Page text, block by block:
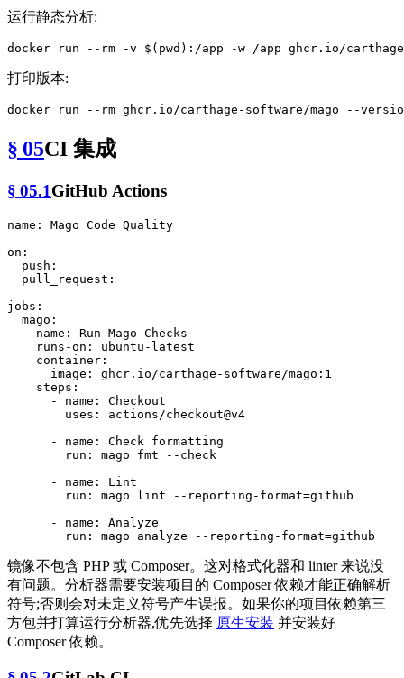
运行静态分析:
docker run -- rm -v $( pwd
打印版本:
docker run -- rm
§ 05CI 集成
§ 05.1GitHub Actions
name: Mago Code Quality
on:
push:
pull_request:
jobs:
mago:
name:
Run Mago Checks
runs-on:
ubuntu-latest
container:
image:
ghcr.io/carthage-software/mago:1
steps:
-
name:
Checkout
uses:
actions/checkout@v4
-
name: Check
formatting
run:
mago fmt
--check
-
name:
Lint
run:
mago lint
--reporting-format=github
-
name:
Analyze
run:
mago analyze --reporting-format=github
镜像不包含 PHP 或 Composer。这对格式化器和 linter 来说没
有问题。分析器需要安装项目的 Composer 依赖才能正确解析
符号;否则会对未定义符号产生误报。如果你的项目依赖第三
方包并打算运行分析器,优先选择 原生安装 并安装好
Composer 依赖。